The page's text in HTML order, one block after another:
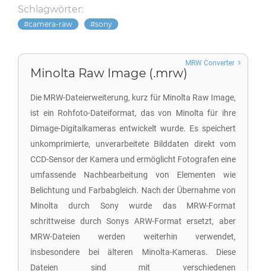
Schlagwörter:
camera-raw sony
Minolta Raw Image (.mrw)
Die MRW-Dateierweiterung, kurz für Minolta Raw Image,
ist ein Rohfoto-Dateiformat, das von Minolta für ihre
Dimage-Digitalkameras entwickelt wurde. Es speichert
unkomprimierte, unverarbeitete Bilddaten direkt vom
CCD-Sensor der Kamera und ermöglicht Fotografen eine
umfassende Nachbearbeitung von Elementen wie
Belichtung und Farbabgleich. Nach der Übernahme von
Minolta durch Sony wurde das MRW-Format
schrittweise durch Sonys ARW-Format ersetzt, aber
MRW-Dateien werden weiterhin verwendet,
insbesondere bei älteren Minolta-Kameras. Diese
Dateien sind mit verschiedenen
MRW Converter